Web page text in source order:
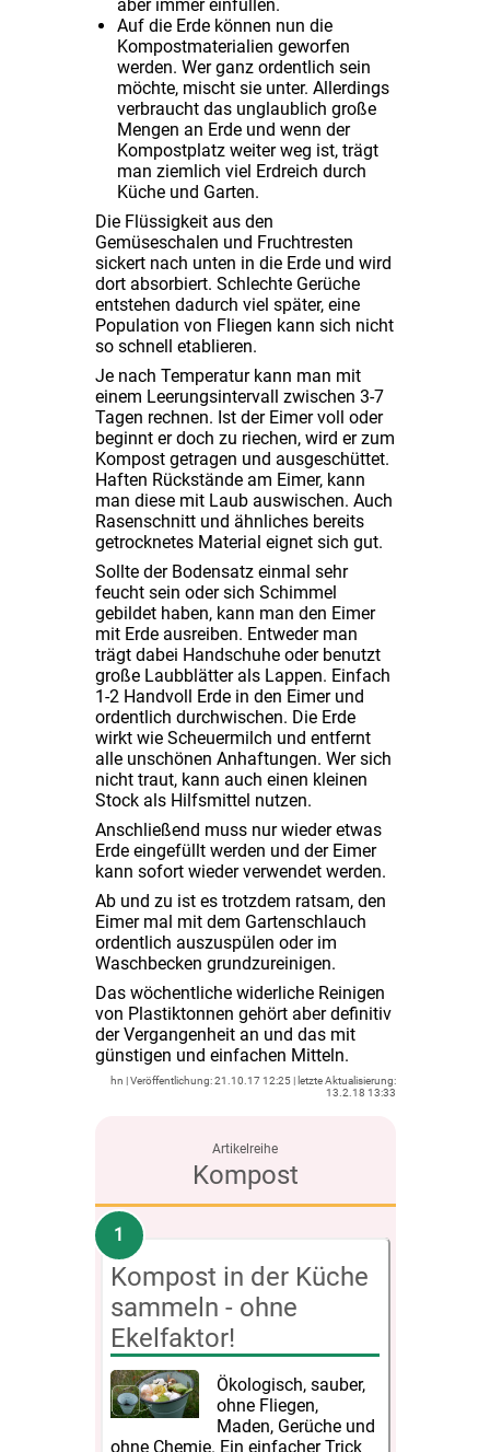
aber immer einfüllen.
Auf die Erde können nun die
Kompostmaterialien geworfen
werden. Wer ganz ordentlich sein
möchte, mischt sie unter. Allerdings
verbraucht das unglaublich große
Mengen an Erde und wenn der
Kompostplatz weiter weg ist, trägt
man ziemlich viel Erdreich durch
Küche und Garten.
Die Flüssigkeit aus den
Gemüseschalen und Fruchtresten
sickert nach unten in die Erde und wird
dort absorbiert. Schlechte Gerüche
entstehen dadurch viel später, eine
Population von Fliegen kann sich nicht
so schnell etablieren.
Je nach Temperatur kann man mit
einem Leerungsintervall zwischen 3-7
Tagen rechnen. Ist der Eimer voll oder
beginnt er doch zu riechen, wird er zum
Kompost getragen und ausgeschüttet.
Haften Rückstände am Eimer, kann
man diese mit Laub auswischen. Auch
Rasenschnitt und ähnliches bereits
getrocknetes Material eignet sich gut.
Sollte der Bodensatz einmal sehr
feucht sein oder sich Schimmel
gebildet haben, kann man den Eimer
mit Erde ausreiben. Entweder man
trägt dabei Handschuhe oder benutzt
große Laubblätter als Lappen. Einfach
1-2 Handvoll Erde in den Eimer und
ordentlich durchwischen. Die Erde
wirkt wie Scheuermilch und entfernt
alle unschönen Anhaftungen. Wer sich
nicht traut, kann auch einen kleinen
Stock als Hilfsmittel nutzen.
Anschließend muss nur wieder etwas
Erde eingefüllt werden und der Eimer
kann sofort wieder verwendet werden.
Ab und zu ist es trotzdem ratsam, den
Eimer mal mit dem Gartenschlauch
ordentlich auszuspülen oder im
Waschbecken grundzureinigen.
Das wöchentliche widerliche Reinigen
von Plastiktonnen gehört aber definitiv
der Vergangenheit an und das mit
günstigen und einfachen Mitteln.
hn
21.10.17 12:25
13.2.18 13:33
Kompost
Kompost in der Küche
sammeln - ohne
Ekelfaktor!
Ökologisch, sauber,
ohne Fliegen,
Maden, Gerüche und
ohne Chemie. Ein einfacher Trick